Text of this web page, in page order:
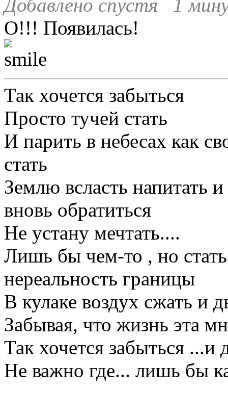
Добавлено спустя 1
О!!! Появилась!
Так хочется забыться
Просто тучей стать
И парить в небесах как
стать
Землю всласть напитать
вновь обратиться
Не устану мечтать....
Лишь бы чем-то , но
нереальность границы
В кулаке воздух сжать и
Забывая, что жизнь эта
Так хочется забыться ...и
Не важно где... лишь бы